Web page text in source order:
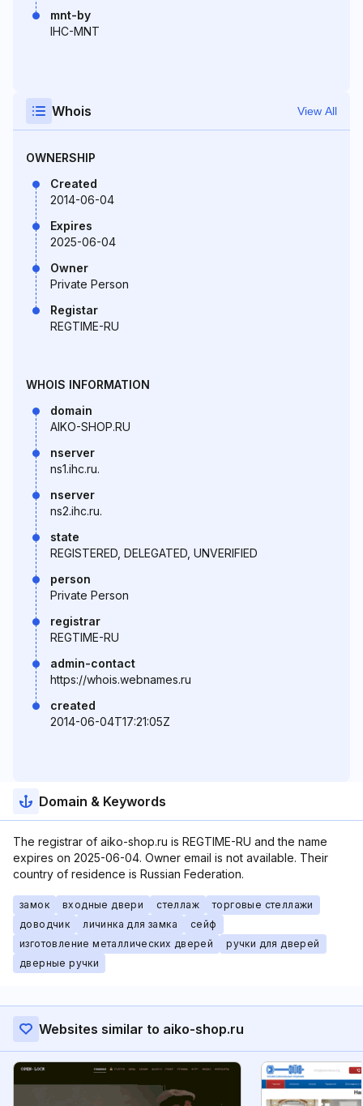
mnt-by
IHC-MNT
Whois View All
OWNERSHIP
Created
2014-06-04
Expires
2025-06-04
Owner
Private Person
Registar
REGTIME-RU
WHOIS INFORMATION
domain
AIKO-SHOP.RU
nserver
ns1.ihc.ru.
nserver
ns2.ihc.ru.
state
REGISTERED, DELEGATED, UNVERIFIED
person
Private Person
registrar
REGTIME-RU
admin-contact
https://whois.webnames.ru
created
2014-06-04T17:21:05Z
Domain & Keywords
The registrar of aiko-shop.ru is REGTIME-RU and the name
expires on 2025-06-04. Owner email is not available. Their
country of residence is Russian Federation.
замок входные двери стеллаж
торговые стеллажи
доводчик
личинка для замка
сейф
изготовление металлических дверей
ручки для дверей
дверные ручки
Websites similar to aiko-shop.ru